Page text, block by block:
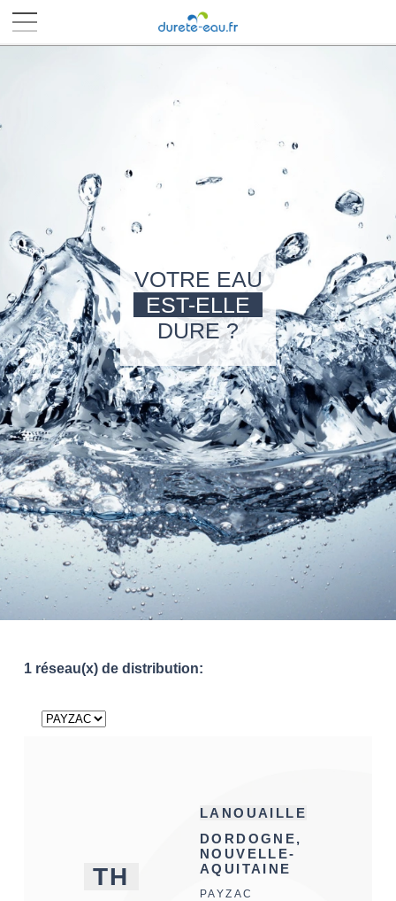
VOTRE EAU
EST-ELLE
DURE ?
1 réseau(x) de distribution:
TH
LANOUAILLE
DORDOGNE,
NOUVELLE-
AQUITAINE
PAYZAC